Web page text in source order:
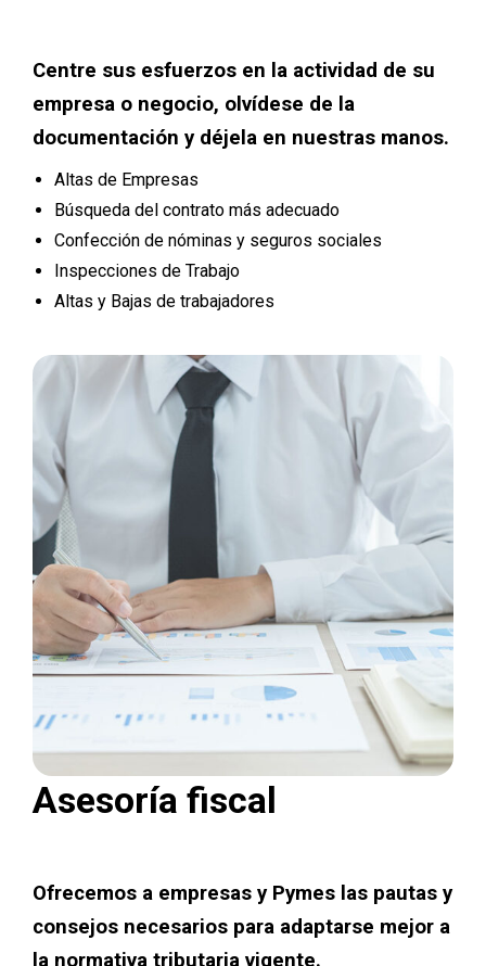
Centre sus esfuerzos en la actividad de su
empresa o negocio, olvídese de la
documentación y déjela en nuestras manos.
Altas de Empresas
Búsqueda del contrato más adecuado
Confección de nóminas y seguros sociales
Inspecciones de Trabajo
Altas y Bajas de trabajadores
Asesoría fiscal
Ofrecemos a empresas y Pymes las pautas y
consejos necesarios para adaptarse mejor a
la normativa tributaria vigente.